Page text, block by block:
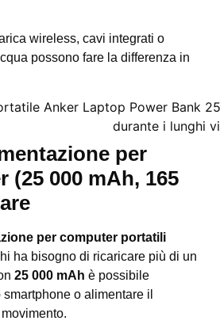
wireless, cavi integrati o
possono fare la differenza in
per
(25 000 mAh, 165
per computer portatili
ha bisogno di ricaricare più di un
25 000 mAh è possibile
o alimentare il